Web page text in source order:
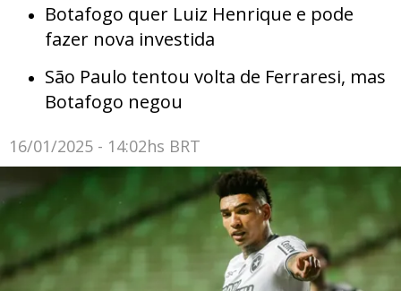
Botafogo quer Luiz Henrique e pode
fazer nova investida
São Paulo tentou volta de Ferraresi, mas
Botafogo negou
16/01/2025 - 14:02hs BRT